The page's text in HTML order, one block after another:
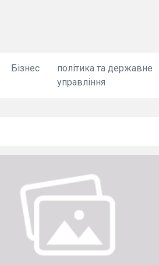
Бізнес
політика та державне
управління